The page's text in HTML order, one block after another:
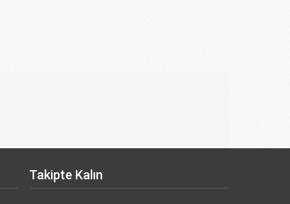
Takipte Kalın